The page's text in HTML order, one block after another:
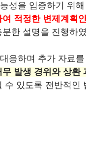
성을 입증하기 위
적정한 변제계획
한 설명을 진행하
응하며 추가 자료
발생 경위와 상환
있도록 전반적인